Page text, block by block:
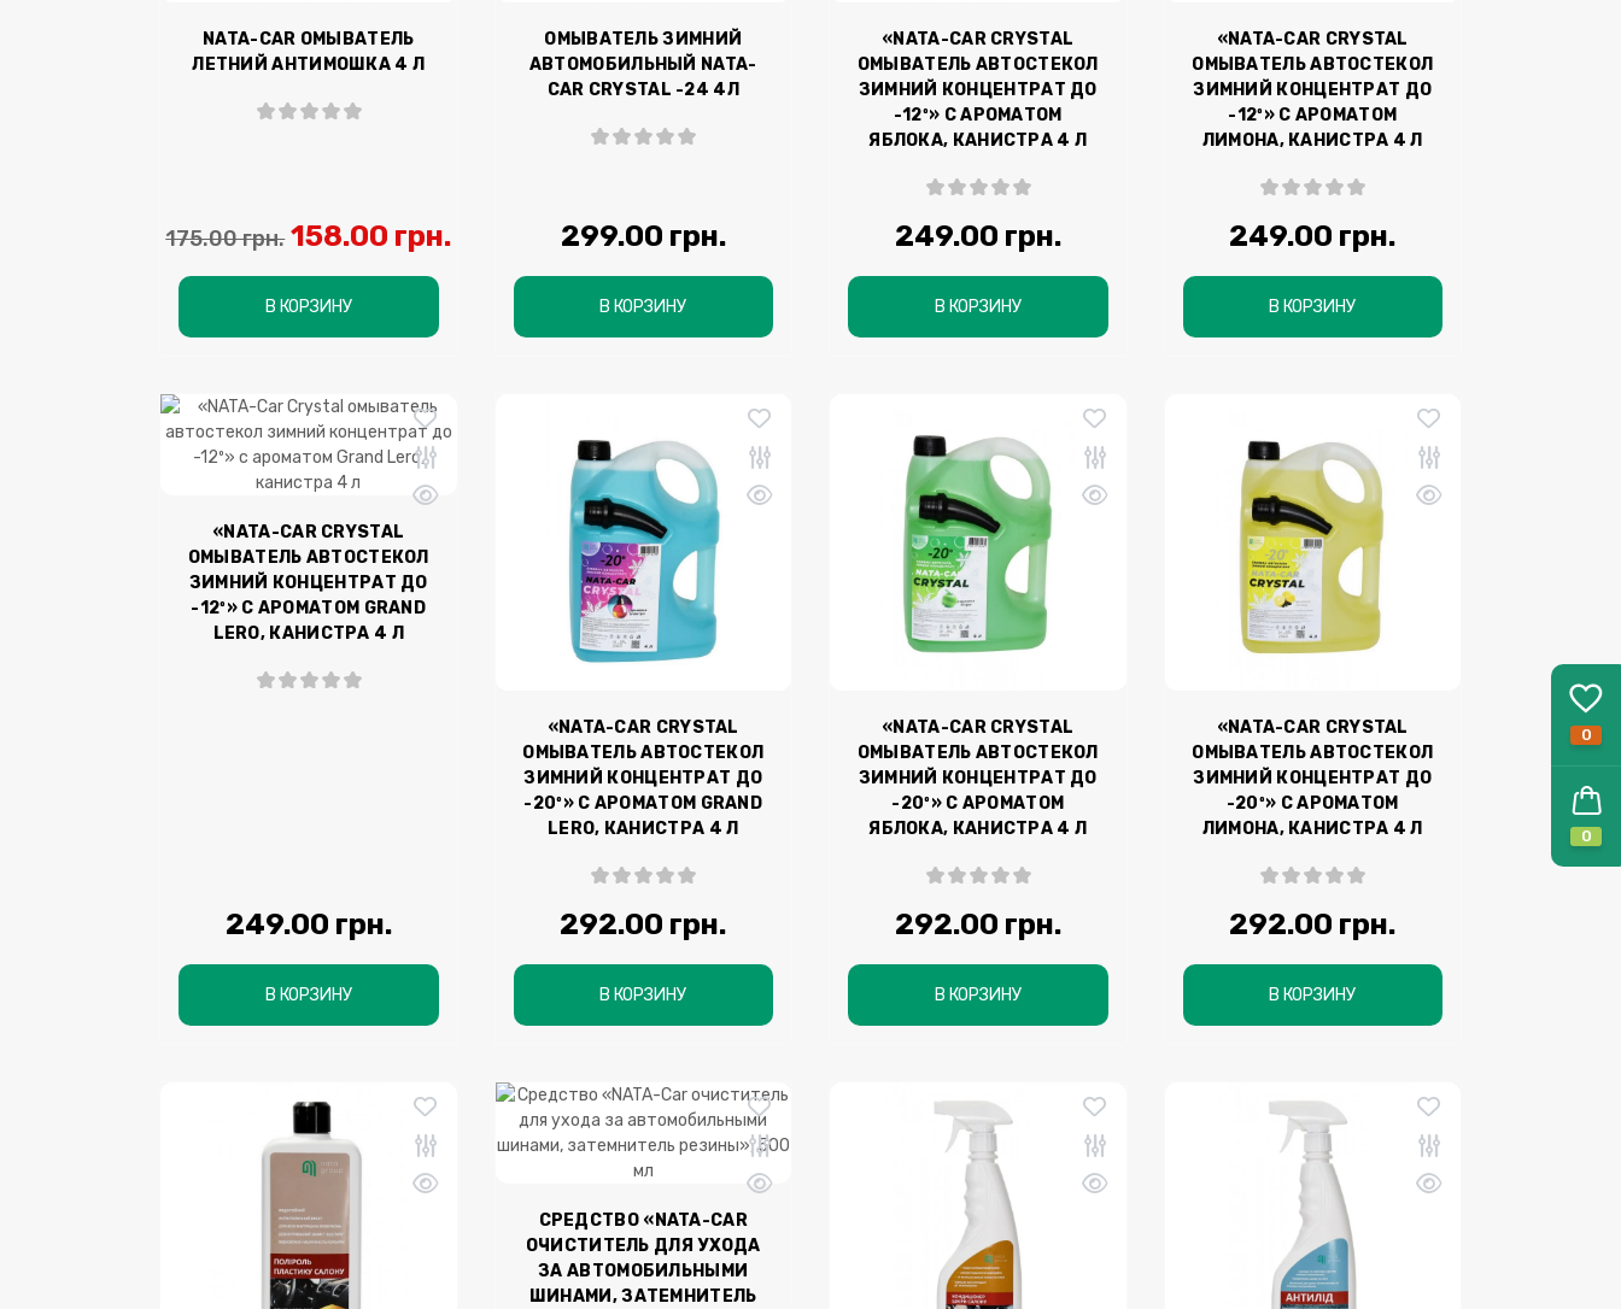
0
0
NATA-CAR ОМЫВАТЕЛЬ
ЛЕТНИЙ АНТИМОШКА 4 Л
175.00 грн. 158.00 грн.
В КОРЗИНУ
ОМЫВАТЕЛЬ ЗИМНИЙ
АВТОМОБИЛЬНЫЙ NATA-
CAR CRYSTAL -24 4Л
299.00 грн.
В КОРЗИНУ
«NATA-CAR CRYSTAL
ОМЫВАТЕЛЬ АВТОСТЕКОЛ
ЗИМНИЙ КОНЦЕНТРАТ ДО
-12º» С АРОМАТОМ
ЯБЛОКА, КАНИСТРА 4 Л
249.00 грн.
В КОРЗИНУ
«NATA-CAR CRYSTAL
ОМЫВАТЕЛЬ АВТОСТЕКОЛ
ЗИМНИЙ КОНЦЕНТРАТ ДО
-12º» С АРОМАТОМ
ЛИМОНА, КАНИСТРА 4 Л
249.00 грн.
В КОРЗИНУ
«NATA-CAR CRYSTAL
ОМЫВАТЕЛЬ АВТОСТЕКОЛ
ЗИМНИЙ КОНЦЕНТРАТ ДО
-12º» С АРОМАТОМ GRAND
LERO, КАНИСТРА 4 Л
249.00 грн.
В КОРЗИНУ
«NATA-CAR CRYSTAL
ОМЫВАТЕЛЬ АВТОСТЕКОЛ
ЗИМНИЙ КОНЦЕНТРАТ ДО
-20º» С АРОМАТОМ GRAND
LERO, КАНИСТРА 4 Л
292.00 грн.
В КОРЗИНУ
«NATA-CAR CRYSTAL
ОМЫВАТЕЛЬ АВТОСТЕКОЛ
ЗИМНИЙ КОНЦЕНТРАТ ДО
-20º» С АРОМАТОМ
ЯБЛОКА, КАНИСТРА 4 Л
292.00 грн.
В КОРЗИНУ
«NATA-CAR CRYSTAL
ОМЫВАТЕЛЬ АВТОСТЕКОЛ
ЗИМНИЙ КОНЦЕНТРАТ ДО
-20º» С АРОМАТОМ
ЛИМОНА, КАНИСТРА 4 Л
292.00 грн.
В КОРЗИНУ
СРЕДСТВО «NATA-CAR
ОЧИСТИТЕЛЬ ДЛЯ УХОДА
ЗА АВТОМОБИЛЬНЫМИ
ШИНАМИ, ЗАТЕМНИТЕЛЬ